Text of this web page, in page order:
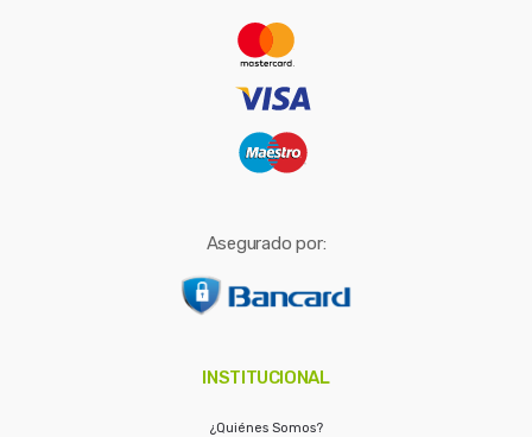
Asegurado por:
INSTITUCIONAL
¿Quiénes Somos?